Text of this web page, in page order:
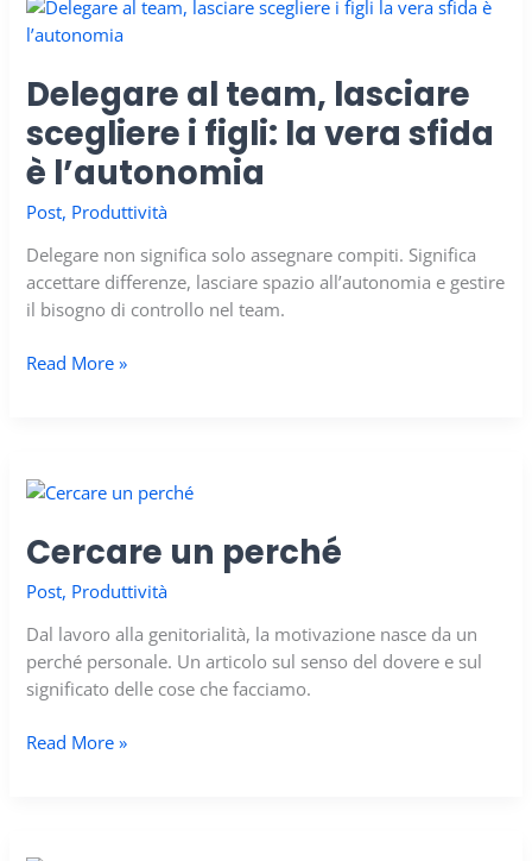
nei
risultati,
in
quello
che
fai
ogni
Delegare al team, lasciare
scegliere i figli: la vera sfida
è l’autonomia
Post, Produttività
Delegare non significa solo assegnare compiti. Significa
accettare differenze, lasciare spazio all’autonomia e gestire
il bisogno di controllo nel team.
Delegare
i
la
vera
sfida
è
l’autonomia
Read More »
Cercare un perché
Post, Produttività
Dal lavoro alla genitorialità, la motivazione nasce da un
perché personale. Un articolo sul senso del dovere e sul
significato delle cose che facciamo.
Cercare
Read More »